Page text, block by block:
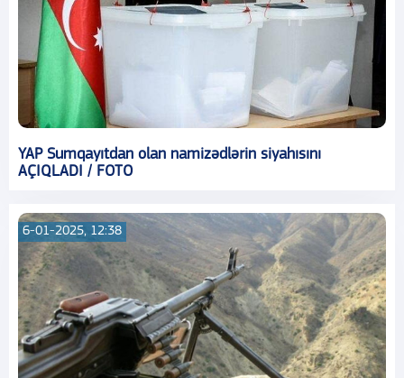
YAP Sumqayıtdan olan namizədlərin siyahısını
AÇIQLADI / FOTO
6-01-2025, 12:38